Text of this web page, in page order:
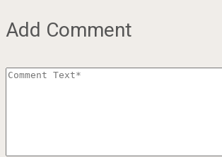
Add Comment